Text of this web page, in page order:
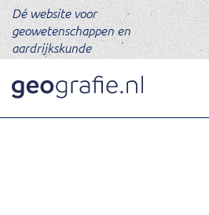
Dé website voor
geowetenschappen en
aardrijkskunde